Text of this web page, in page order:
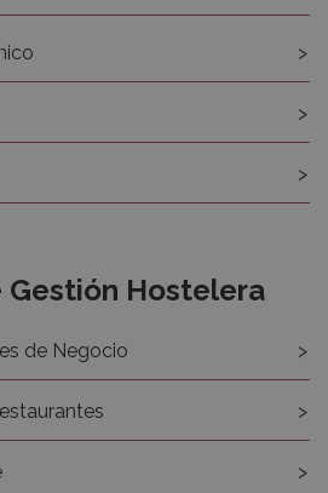
Gestión Hostelera
de Negocio